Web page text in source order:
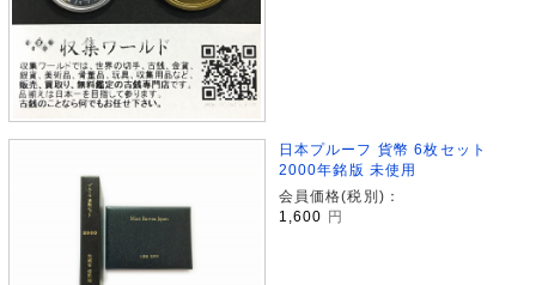
日本プルーフ 貨幣 6枚セット
2000年銘版 未使用
会員価格(税別)：
1,600 円